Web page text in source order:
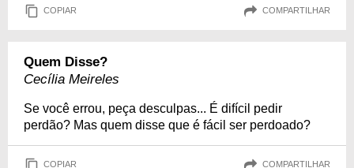
COPIAR COMPARTILHAR
Quem Disse?
Cecília Meireles
Se você errou, peça desculpas... É difícil pedir
perdão? Mas quem disse que é fácil ser perdoado?
COPIAR COMPARTILHAR